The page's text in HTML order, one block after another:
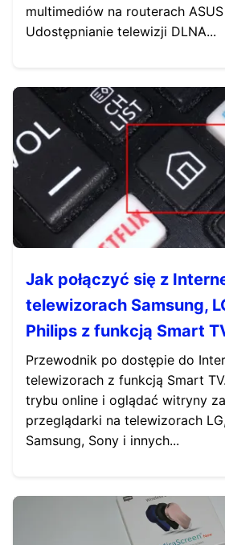
multimediów na routerach ASUS
Udostępnianie telewizji DLNA...
Jak połączyć się z
telewizorach Samsung,
Philips z funkcją Smart
Przewodnik po dostępie do
telewizorach z funkcją Smart
trybu online i oglądać witryny
przeglądarki na telewizorach
Samsung, Sony i innych...